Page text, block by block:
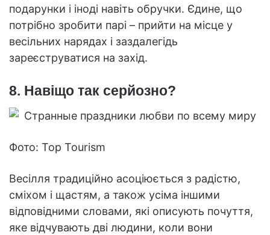
подарунки і іноді навіть обручки. Єдине, що
потрібно зробити парі – прийти на місце у
весільних нарядах і заздалегідь
зареєструватися на захід.
8. Навіщо так серйозно?
Фото: Top Tourism
Весілля традиційно асоціюється з радістю,
сміхом і щастям, а також усіма іншими
відповідними словами, які описують почуття,
яке відчувають дві людини, коли вони